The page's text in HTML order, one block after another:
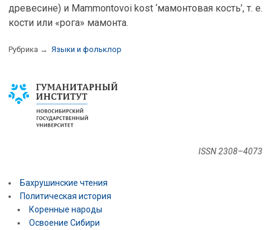
древесине) и Mammontovoi kost ‘мамонтовая кость’, т. е.
кости или «рога» мамонта.
Рубрика → Языки и фольклор
ISSN 2308–4073
Бахрушинские чтения
Политическая история
Коренные народы
Освоение Сибири